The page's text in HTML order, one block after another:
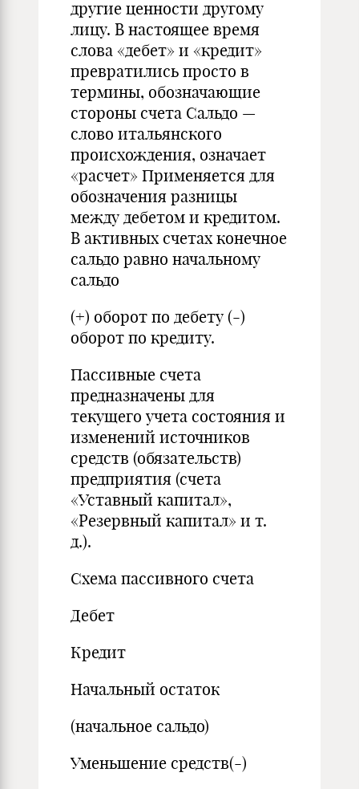
другие ценности другому
лицу. В настоящее время
слова «дебет» и «кредит»
превратились просто в
термины, обозначающие
стороны счета Сальдо —
слово итальянского
происхождения, означает
«расчет» Применяется для
обозначения разницы
между дебетом и кредитом.
В активных счетах конечное
сальдо равно начальному
сальдо
(+) оборот по дебету (-)
оборот по кредиту.
Пассивные счета
предназначены для
текущего учета состояния и
изменений источников
средств (обязательств)
предприятия (счета
«Уставный капитал»,
«Резервный капитал» и т.
д.).
Схема пассивного счета
Дебет
Кредит
Начальный остаток
(начальное сальдо)
Уменьшение средств(-)